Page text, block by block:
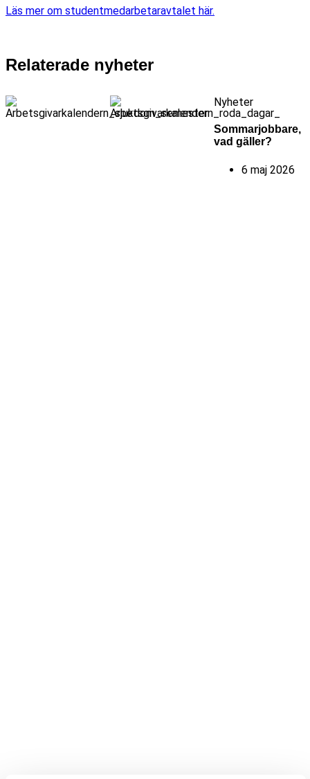
Läs mer om studentmedarbetaravtalet här.
Relaterade nyheter
Nyheter
Sommarjobbare,
vad gäller?
6 maj 2026